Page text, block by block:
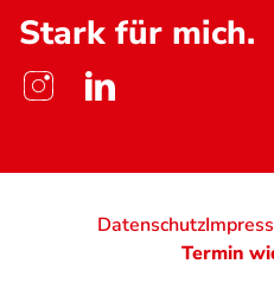
Stark für mich.
Datenschutz
Termin